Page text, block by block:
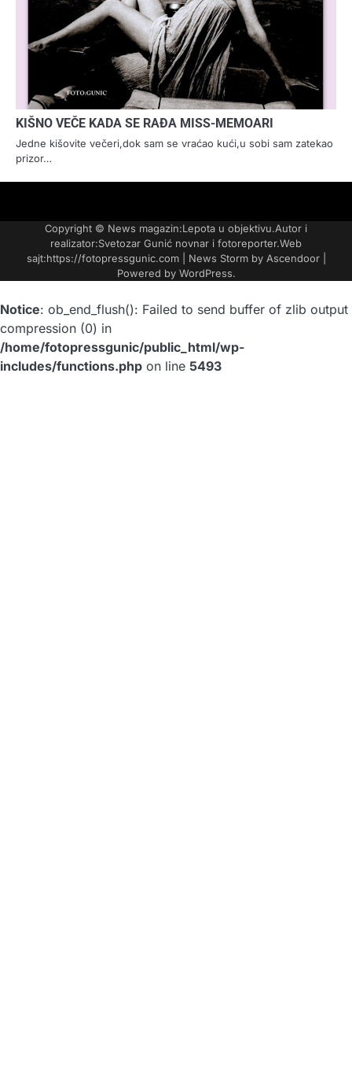
KIŠNO VEČE KADA SE RAĐA MISS-MEMOARI
Jedne kišovite večeri,dok sam se vraćao kući,u sobi sam zatekao
prizor…
VESTI
REKLAME
NAMA
Copyright © News magazin:Lepota u objektivu.Autor i
realizator:Svetozar Gunić novnar i fotoreporter.Web
sajt:https://fotopressgunic.com | News Storm by Ascendoor|
Powered by WordPress.
Notice: ob_end_flush(): Failed to send buffer of zlib output
compression (0) in
/home/fotopressgunic/public_html/wp-
includes/functions.php on line 5493